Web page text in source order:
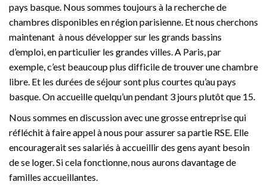
pays basque. Nous sommes toujours à la recherche de
chambres disponibles en région parisienne. Et nous cherchons
maintenant à nous développer sur les grands bassins
d’emploi, en particulier les grandes villes. A Paris, par
exemple, c’est beaucoup plus difficile de trouver une chambre
libre. Et les durées de séjour sont plus courtes qu’au pays
basque. On accueille quelqu’un pendant 3 jours plutôt que 15.
Nous sommes en discussion avec une grosse entreprise qui
réfléchit à faire appel à nous pour assurer sa partie RSE. Elle
encouragerait ses salariés à accueillir des gens ayant besoin
de se loger. Si cela fonctionne, nous aurons davantage de
familles accueillantes.